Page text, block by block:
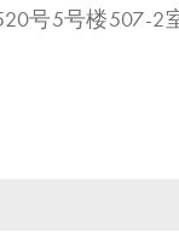
号5号楼507-2